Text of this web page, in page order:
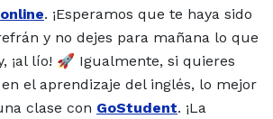
online. ¡Esperamos que te haya sido
y no dejes para mañana lo que
¡al lío! 🚀 Igualmente, si quieres
el aprendizaje del inglés, lo mejor
clase con GoStudent. ¡La